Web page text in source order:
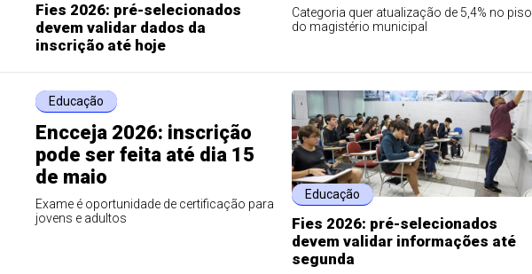
Fies 2026: pré-selecionados
devem validar dados da
inscrição até hoje
Categoria quer atualização de 5,4% no piso
do magistério municipal
Educação
Encceja 2026: inscrição
pode ser feita até dia 15
de maio
Exame é oportunidade de certificação para
jovens e adultos
Educação
Fies 2026: pré-selecionados
devem validar informações até
segunda